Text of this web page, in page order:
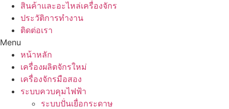
สินค้าและอะไหล่เครื่องจักร
ประวัติการทำงาน
ติดต่อเรา
Menu
หน้าหลัก
เครื่องผลิตจักรใหม่
เครื่องจักรมือสอง
ระบบควบคุมไฟฟ้า
ระบบปั่นเยื่อกระดาษ